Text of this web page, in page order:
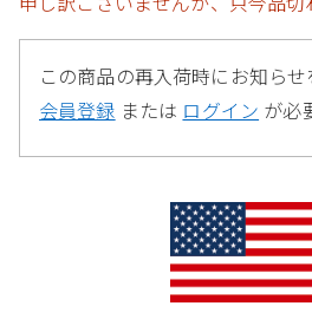
この商品の再入荷時にお知ら
会員登録 または ログイン が必